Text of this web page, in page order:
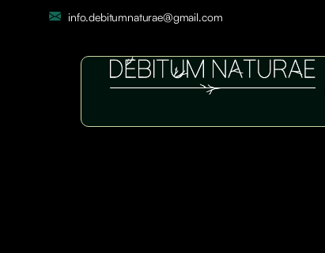
info.debitumnaturae@gmail.com